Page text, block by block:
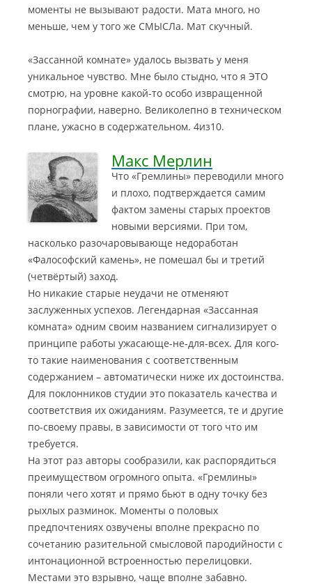
моменты не вызывают радости. Мата много, но
меньше, чем у того же СМЫСЛа. Мат скучный.
«Зассанной комнате» удалось вызвать у меня
уникальное чувство. Мне было стыдно, что я ЭТО
смотрю, на уровне какой-то особо извращенной
порнографии, наверно. Великолепно в техническом
плане, ужасно в содержательном. 4из10.
Макс Мерлин
Что «Гремлины» переводили много
и плохо, подтверждается самим
фактом замены старых проектов
новыми версиями. При том,
насколько разочаровывающе недоработан
«Фалософский камень», не помешал бы и третий
(четвёртый) заход.
Но никакие старые неудачи не отменяют
заслуженных успехов. Легендарная «Зассанная
комната» одним своим названием сигнализирует о
принципе работы ужасающе-не-для-всех. Для кого-
то такие наименования с соответственным
содержанием – автоматически ниже их достоинства.
Для поклонников студии это показатель качества и
соответствия их ожиданиям. Разумеется, те и другие
по-своему правы, в зависимости от того что им
требуется.
На этот раз авторы сообразили, как распорядиться
преимуществом огромного опыта. «Гремлины»
поняли чего хотят и прямо бьют в одну точку без
рыхлых разминок. Моменты о половых
предпочтениях озвучены вполне прекрасно по
сочетанию разительной смысловой пародийности с
интонационной встроенностью перелицовки.
Местами это взрывно, чаще вполне забавно.